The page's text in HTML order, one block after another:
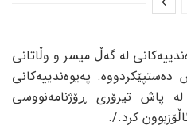
لە گەڵ میسر و وڵاتانی
پەیوەندییەکانی
ئەنکەرە و ڕیاز ساڵی 2018 لە پاش تیرۆری ڕۆژنامەنووسی
کرد./.